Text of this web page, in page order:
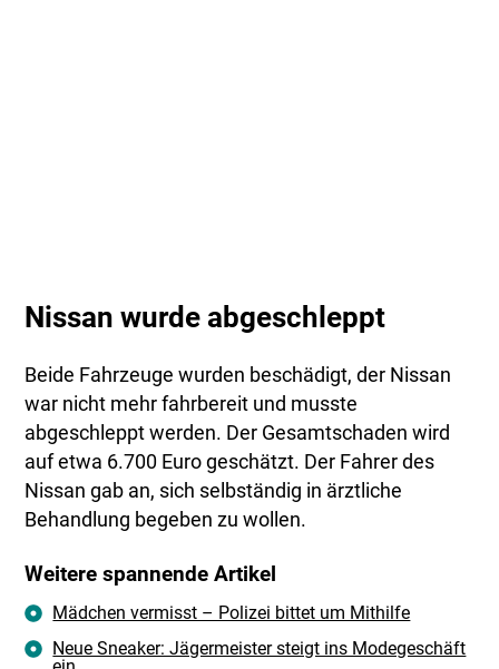
Nissan wurde abgeschleppt
Beide Fahrzeuge wurden beschädigt, der Nissan
war nicht mehr fahrbereit und musste
abgeschleppt werden. Der Gesamtschaden wird
auf etwa 6.700 Euro geschätzt. Der Fahrer des
Nissan gab an, sich selbständig in ärztliche
Behandlung begeben zu wollen.
Weitere spannende Artikel
Mädchen vermisst – Polizei bittet um Mithilfe
Neue Sneaker: Jägermeister steigt ins Modegeschäft